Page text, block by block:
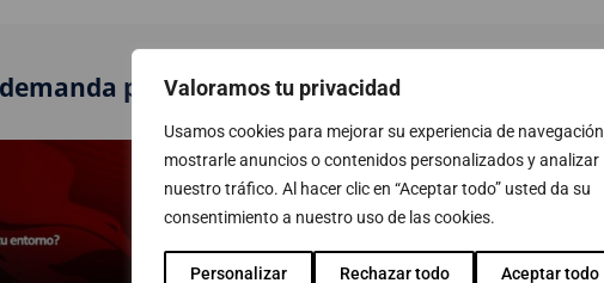
Valoramos tu privacidad
Usamos cookies para mejorar su experiencia de navegación,
mostrarle anuncios o contenidos personalizados y analizar
nuestro tráfico. Al hacer clic en “Aceptar todo” usted da su
consentimiento a nuestro uso de las cookies.
Personalizar Rechazar todo Aceptar todo
publicats